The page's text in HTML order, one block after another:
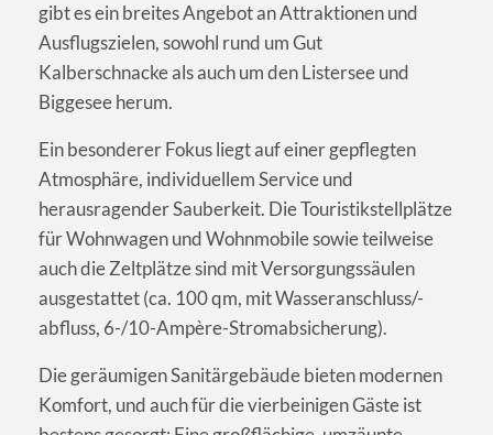
gibt es ein breites Angebot an Attraktionen und
Ausflugszielen, sowohl rund um Gut
Kalberschnacke als auch um den Listersee und
Biggesee herum.
Ein besonderer Fokus liegt auf einer gepflegten
Atmosphäre, individuellem Service und
herausragender Sauberkeit. Die Touristikstellplätze
für Wohnwagen und Wohnmobile sowie teilweise
auch die Zeltplätze sind mit Versorgungssäulen
ausgestattet (ca. 100 qm, mit Wasseranschluss/-
abfluss, 6-/10-Ampère-Stromabsicherung).
Die geräumigen Sanitärgebäude bieten modernen
Komfort, und auch für die vierbeinigen Gäste ist